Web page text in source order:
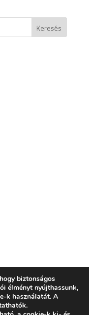
biztonságos
élményt nyújthassunk,
k használatát. A